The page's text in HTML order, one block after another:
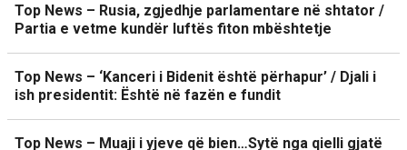
Top News – Rusia, zgjedhje parlamentare në shtator /
Partia e vetme kundër luftës fiton mbështetje
Top News – ‘Kanceri i Bidenit është përhapur’ / Djali i
ish presidentit: Është në fazën e fundit
Top News – Muaji i yjeve që bien…Sytë nga qielli gjatë